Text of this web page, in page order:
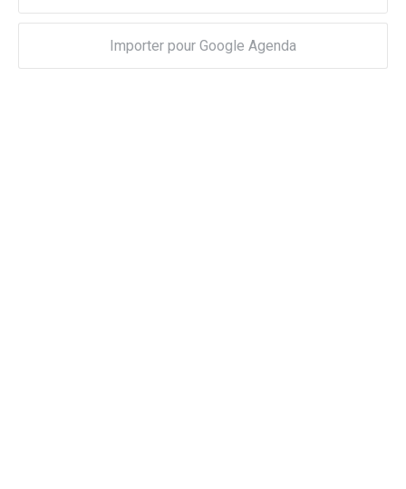
Importer pour Google Agenda